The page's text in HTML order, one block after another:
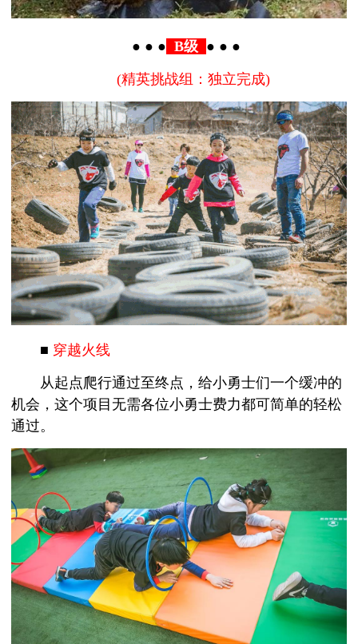
● ● ● B级 ● ● ●
(精英挑战组：独立完成)
■ 穿越火线
从起点爬行通过至终点，给小勇士们一个缓冲的
机会，这个项目无需各位小勇士费力都可简单的轻松
通过。